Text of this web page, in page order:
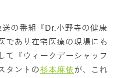
の番組『Dr.小野寺の健康
であり在宅医療の現場にも
て『ウィークデーシャッフ
タントの杉本麻依が、これ